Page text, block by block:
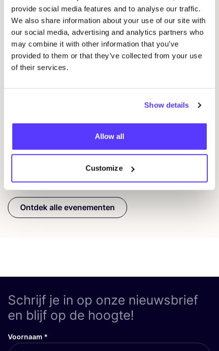
provide social media features and to analyse our traffic.
We also share information about your use of our site with
our social media, advertising and analytics partners who
may combine it with other information that you’ve
provided to them or that they’ve collected from your use
of their services.
Show details
Allow all
Customize
20 AUG
Okazi op Pukkelpop: fix je festivallook
Pukkelpop festival grounds, Kiewit, Hasselt
Ontdek alle evenementen
Schrijf je in op onze nieuwsbrief
en blijf op de hoogte!
Voornaam *